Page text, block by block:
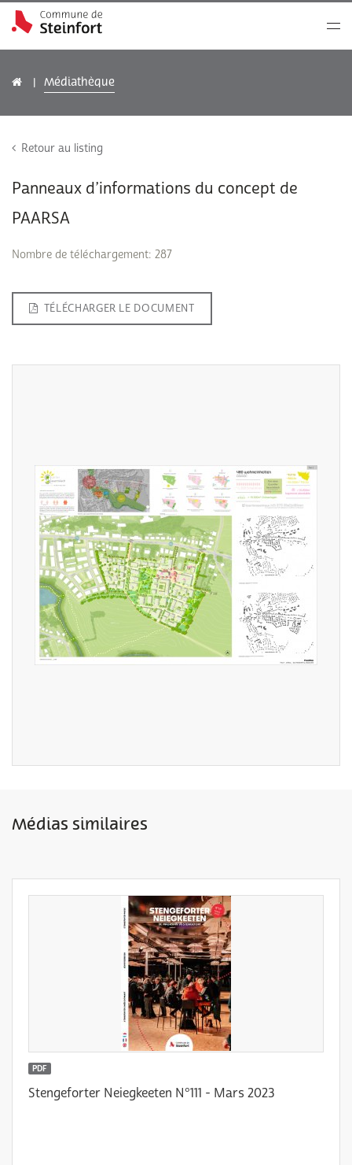
Médiathèque
Retour au listing
Panneaux d’informations du concept de
PAARSA
Nombre de téléchargement: 287
TÉLÉCHARGER LE DOCUMENT
Médias similaires
PDF
Stengeforter Neiegkeeten N°111 - Mars 2023